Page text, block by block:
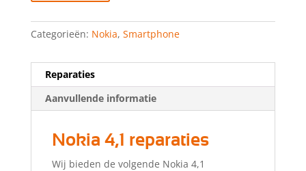
Categorieën: Nokia, Smartphone
Reparaties
Aanvullende informatie
Nokia 4,1 reparaties
Wij bieden de volgende Nokia 4,1